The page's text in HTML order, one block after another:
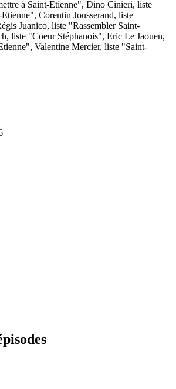
à Saint-Etienne", Dino Cinieri, liste
Corentin Jousserand, liste
Juanico, liste "Rassembler Saint-
liste "Coeur Stéphanois", Eric Le Jaouen,
Valentine Mercier, liste "Saint-